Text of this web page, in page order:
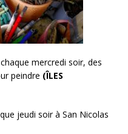
mercredi soir, des
peindre (ÎLES
jeudi soir à San Nicolas